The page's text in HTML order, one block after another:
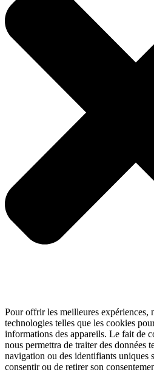
Pour offrir les meilleures expériences,
technologies telles que les cookies
informations des appareils. Le fait de
nous permettra de traiter des données
navigation ou des identifiants uniques
consentir ou de retirer son